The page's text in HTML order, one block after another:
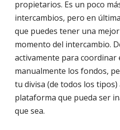
propietarios. Es un poco
intercambios, pero en
que puedes tener una
momento del intercambio.
activamente para coordinar
manualmente los fondos,
tu divisa (de todos los
plataforma que pueda ser
que sea.